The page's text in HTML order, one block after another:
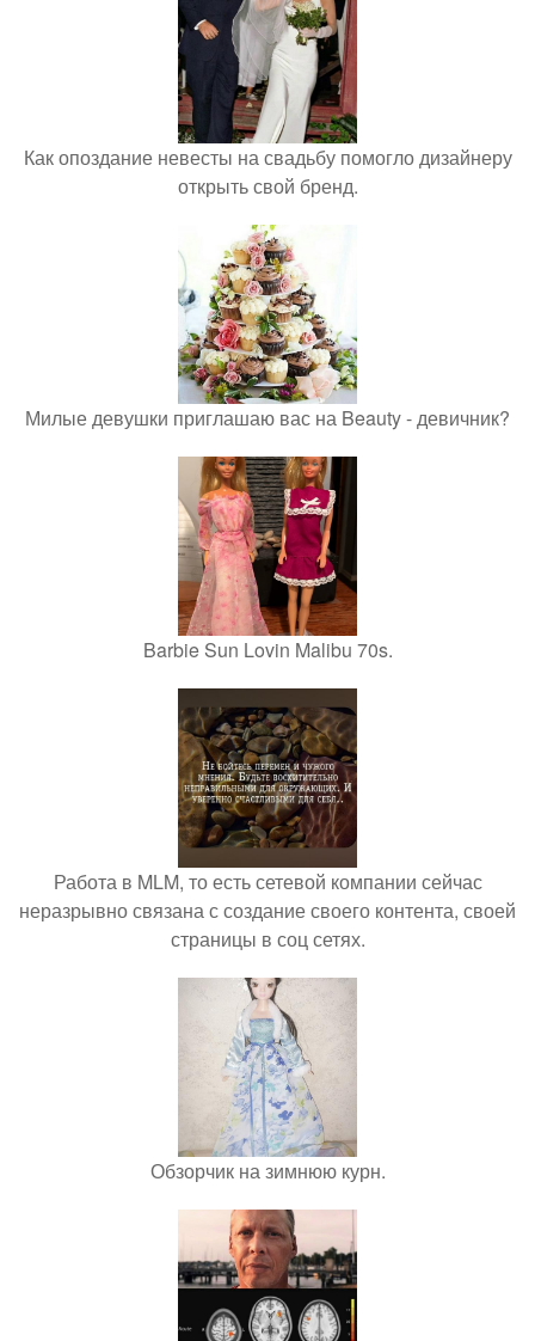
Как опоздание невесты на свадьбу помогло дизайнеру
открыть свой бренд.
Милые девушки приглашаю вас на Beauty - девичник?
Barbie Sun Lovin Malibu 70s.
Работа в MLM, то есть сетевой компании сейчас
неразрывно связана с создание своего контента, своей
страницы в соц сетях.
Обзорчик на зимнюю курн.